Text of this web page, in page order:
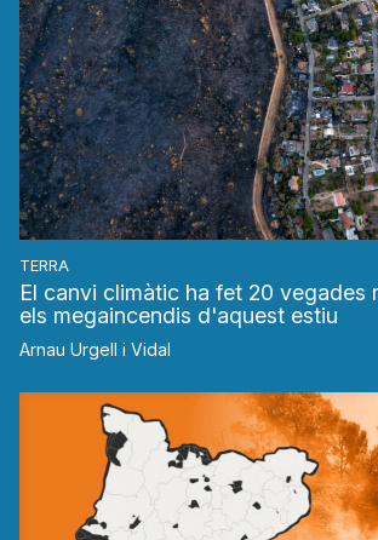
TERRA
El canvi climàtic ha fet 20 vegades
els megaincendis d'aquest estiu
Arnau Urgell i Vidal